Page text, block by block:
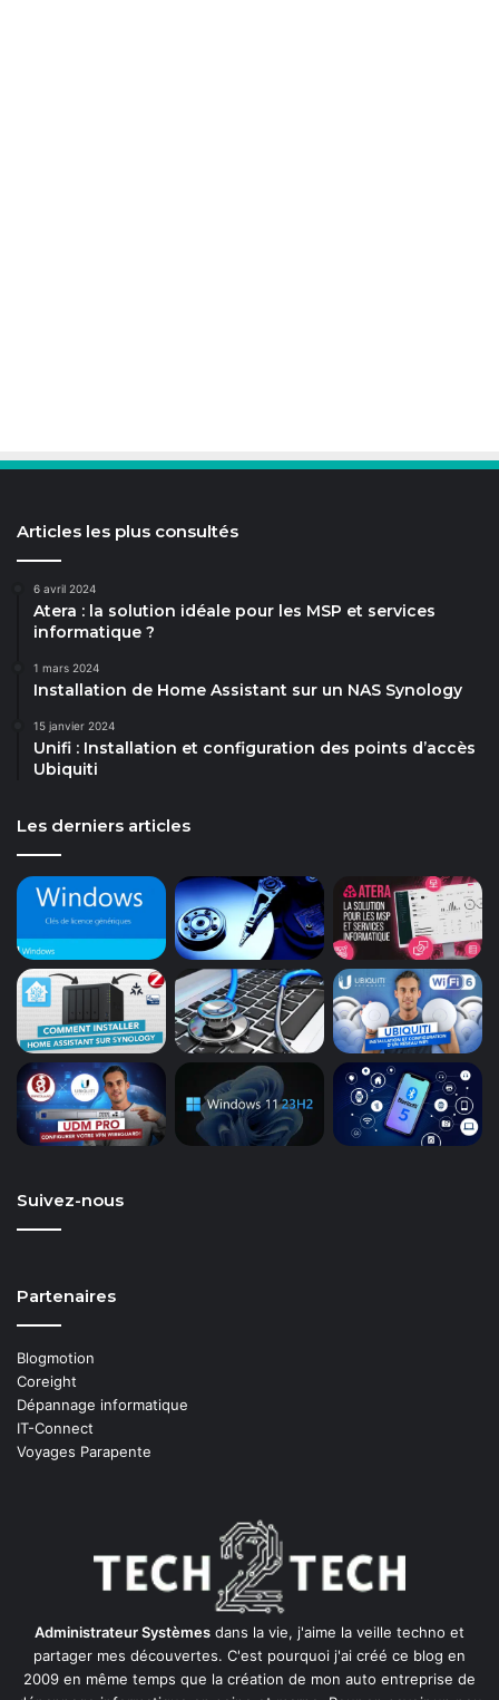
Articles les plus consultés
6 avril 2024
Atera : la solution idéale pour les MSP et services
informatique ?
1 mars 2024
Installation de Home Assistant sur un NAS Synology
15 janvier 2024
Unifi : Installation et configuration des points d’accès
Ubiquiti
Les derniers articles
Suivez-nous
Partenaires
Blogmotion
Coreight
Dépannage informatique
IT-Connect
Voyages Parapente
Administrateur Systèmes dans la vie, j'aime la veille techno et
partager mes découvertes. C'est pourquoi j'ai créé ce blog en
2009 en même temps que la création de mon auto entreprise de